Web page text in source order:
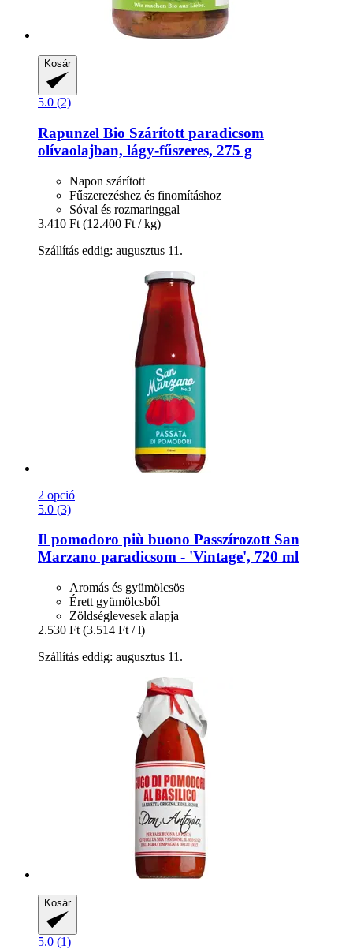
Kosár
5.0 (2)
Rapunzel Bio Szárított paradicsom
olívaolajban, lágy-​fűszeres, 275 g
Napon szárított
Fűszerezéshez és finomításhoz
Sóval és rozmaringgal
3.410 Ft (12.400 Ft / kg)
Szállítás eddig: augusztus 11.
2 opció
5.0 (3)
Il pomodoro più buono Passzírozott San
Marzano paradicsom -​ 'Vintage', 720 ml
Aromás és gyümölcsös
Érett gyümölcsből
Zöldséglevesek alapja
2.530 Ft (3.514 Ft / l)
Szállítás eddig: augusztus 11.
Kosár
5.0 (1)